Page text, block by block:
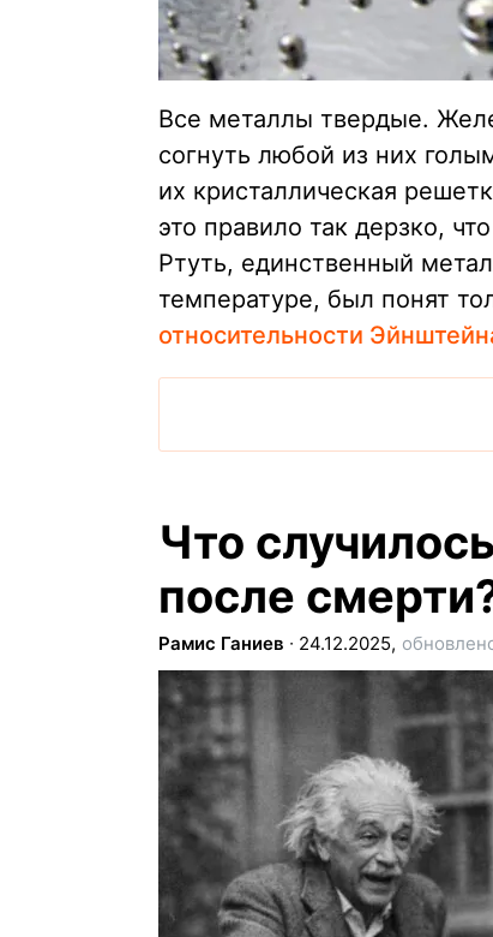
Все металлы твердые.
согнуть любой из них
их кристаллическая
это правило так дерзко,
Ртуть, единственный
температуре, был понят
относительности
Что
после
Рамис Ганиев ∙ 24.12.2025,